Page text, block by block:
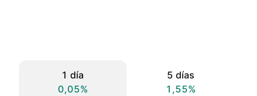
1 día
0,05%
5 días
1,55%